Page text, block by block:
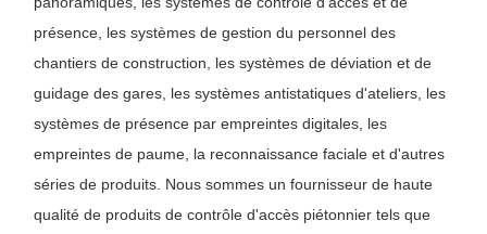
Machine de numérisation de code QR
Machine de stationnement
porte de barrière
Équipement de billetterie
Composants de tournevis
présence, les systèmes de gestion du personnel des
chantiers de construction, les systèmes de déviation et de
guidage des gares, les systèmes antistatiques d'ateliers, les
systèmes de présence par empreintes digitales, les
empreintes de paume, la reconnaissance faciale et d'autres
séries de produits. Nous sommes un fournisseur de haute
qualité de produits de contrôle d'accès piétonnier tels que